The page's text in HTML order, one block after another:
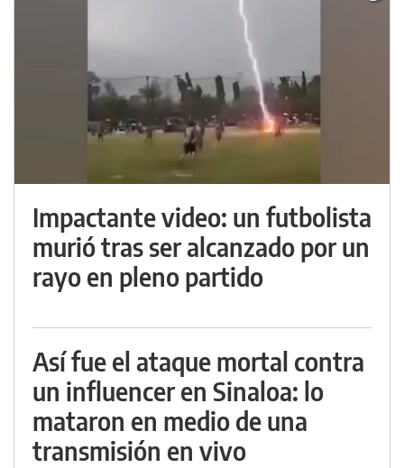
Impactante video: un futbolista
murió tras ser alcanzado por un
rayo en pleno partido
Así fue el ataque mortal contra
un influencer en Sinaloa: lo
mataron en medio de una
transmisión en vivo